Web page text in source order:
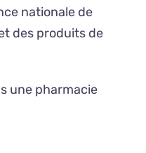
nationale de
des produits de
une pharmacie